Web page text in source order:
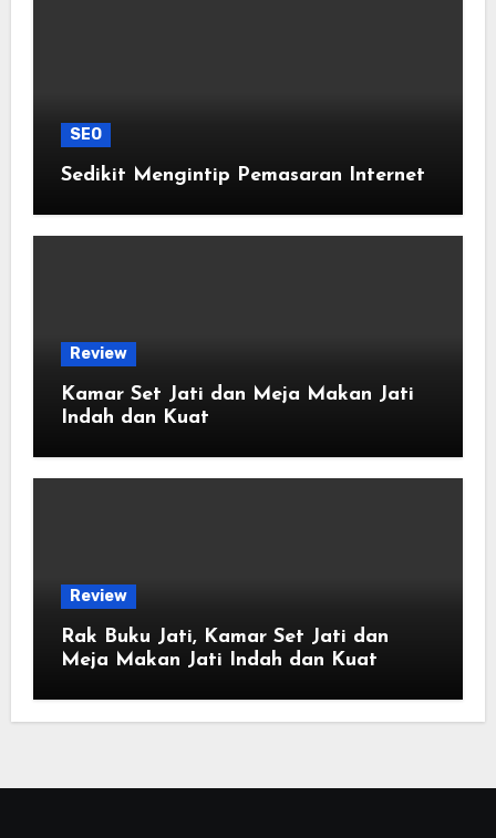
SEO
Sedikit Mengintip Pemasaran Internet
Review
Kamar Set Jati dan Meja Makan Jati
Indah dan Kuat
Review
Rak Buku Jati, Kamar Set Jati dan
Meja Makan Jati Indah dan Kuat